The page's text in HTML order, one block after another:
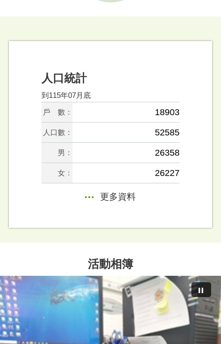
人口統計
到115年07月底
戶 數：
18903
人口數： 52585
男： 26358
女： 26227
更多資料
活動相簿